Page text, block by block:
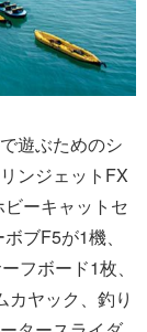
遊ぶためのシ
ンジェットFX
ーキャットセ
ブF5が1機、
フボード1枚、
ヤック、釣り